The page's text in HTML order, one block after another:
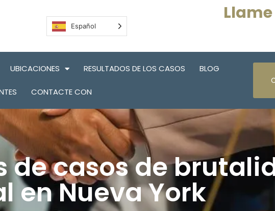
Español
UBICACIONES RESULTADOS DE LOS CASOS BLOG
CONTACTE CON
de casos de
en Nueva York